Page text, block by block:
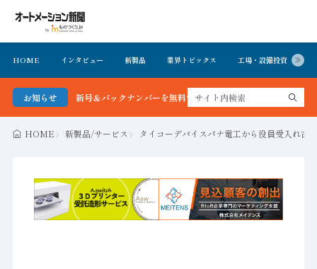
HOME インタビュー 新製品 業界トピックス 工場・設備投資
お知らせ
新聞 最新号＆バックナンバーを無料で公開中 詳細はこちら
HOME 新製品/サービス タイコーデバイスパナ電工から役員受入れ古